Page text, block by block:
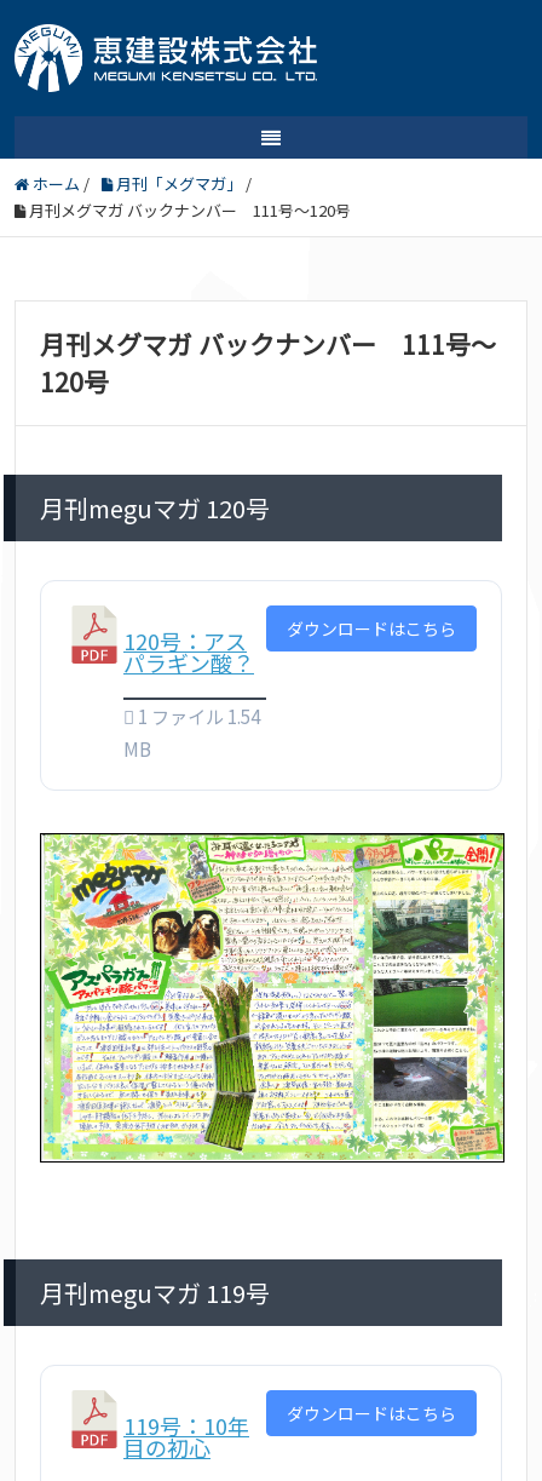
ホーム / 月刊「メグマガ」
/
月刊メグマガ バックナンバー 111号～120号
月刊メグマガ バックナンバー 111号～
120号
月刊meguマガ 120号
120号：アス
パラギン酸？
1 ファイル 1.54
MB
ダウンロードはこちら
月刊meguマガ 119号
119号：10年
目の初心
ダウンロードはこちら